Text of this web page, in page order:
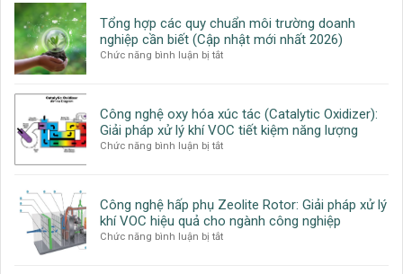
nghệ
và
giải
cho
doanh
nghiệp
Phòng
Kỹ
Thuật
Công
Tổng hợp các quy chuẩn môi trường doanh
nghiệp cần biết (Cập nhật mới nhất 2026)
Chức năng bình luận bị tắtở
quy
chuẩn
môi
cần
biết
(Cập
Công nghệ oxy hóa xúc tác (Catalytic Oxidizer):
Giải pháp xử lý khí VOC tiết kiệm năng lượng
Chức năng bình luận bị tắtở
hóa
xúc
tác
Công nghệ hấp phụ Zeolite Rotor: Giải pháp xử lý
khí VOC hiệu quả cho ngành công nghiệp
Chức năng bình luận bị tắtở